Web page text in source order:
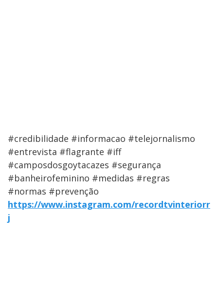
#credibilidade #informacao #telejornalismo
#entrevista #flagrante #iff
#camposdosgoytacazes #segurança
#banheirofeminino #medidas #regras
#normas #prevenção
https://www.instagram.com/recordtvinteriorr
j